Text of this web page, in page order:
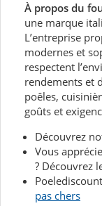
À propos du
une marque
L’entreprise
modernes et
respectent
rendements et
poêles,
goûts et
Découvrez
Vous
? Découvrez
pas chers